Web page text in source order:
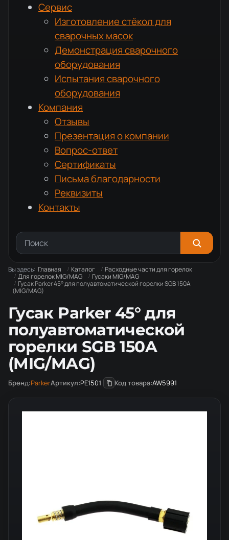
Сервис
Изготовление стёкол для
сварочных масок
Демонстрация сварочного
оборудования
Испытания сварочного
оборудования
Компания
Отзывы
Презентация о компании
Вопрос-ответ
Сертификаты
Письма благодарности
Реквизиты
Контакты
Вы здесь: Главная Каталог
Расходные части для горелок
Для горелок MIG/MAG
Гусаки MIG/MAG
Гусак Parker 45° для полуавтоматической горелки SGB 150A
(MIG/MAG)
Гусак Parker 45° для
полуавтоматической
горелки SGB 150A
(MIG/MAG)
Бренд:ParkerАртикул:PE1501 Код товара:AW5991